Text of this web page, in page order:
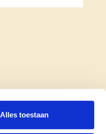
Alles toestaan